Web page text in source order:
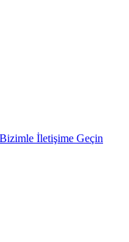
Bizimle İletişime Geçin